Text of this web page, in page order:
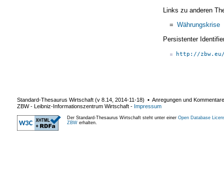
Links zu anderen
= Währungskrise
Persistenter
http://
Standard-Thesaurus Wirtschaft (v 8.14 2014-11-18) ▪ Anregungen und
ZBW - Leibniz-Informationszentrum Wirtschaft - Impressum
Der Standard-Thesaurus Wirtschaft steht unter einer Open Database
ZBW erhalten.